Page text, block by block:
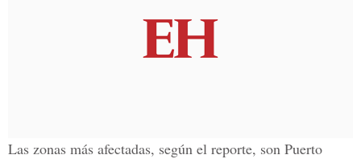
Las zonas más afectadas, según el reporte, son Puerto